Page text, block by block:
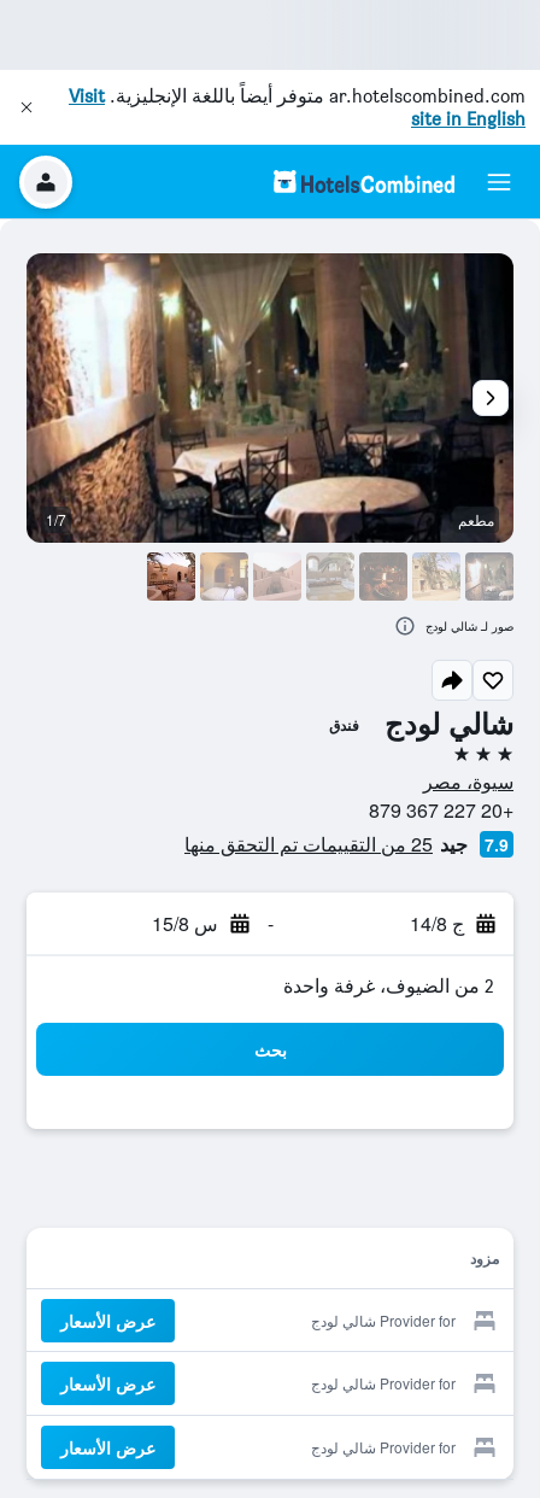
ar.hotelscombined.com متوفر أيضاً باللغة الإنجليزية.Visit
site in English
شالي لودج فندق
3 نجوم
سيوة، مصر
+20 227 367 879
7.9 جيد 25 من التقييمات تم التحقق منها
ج 14/8 - س 15/8
2 من الضيوف، غرفة واحدة
بحث
مزود
Provider for شالي لودج عرض الأسعار
Provider for شالي لودج عرض الأسعار
Provider for شالي لودج عرض الأسعار
مطعم 1/7
صور لـ شالي لودج